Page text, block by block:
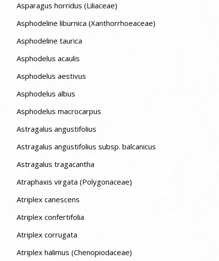
Asparagus horridus (Liliaceae)
Asphodeline liburnica (Xanthorrhoeaceae)
Asphodeline taurica
Asphodelus acaulis
Asphodelus aestivus
Asphodelus albus
Asphodelus macrocarpus
Astragalus angustifolius
Astragalus angustifolius subsp. balcanicus
Astragalus tragacantha
Atraphaxis virgata (Polygonaceae)
Atriplex canescens
Atriplex confertifolia
Atriplex corrugata
Atriplex halimus (Chenopiodaceae)